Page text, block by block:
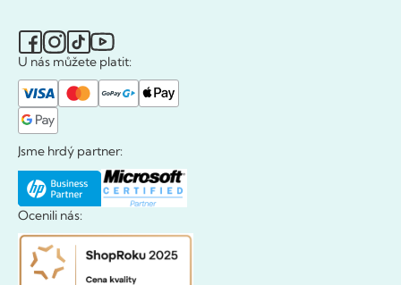
U nás můžete platit:
Jsme hrdý partner:
Ocenili nás: